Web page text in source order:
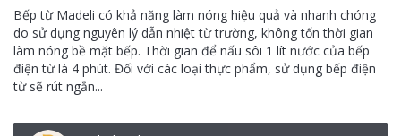
Bếp từ Madeli có khả năng làm nóng hiệu quả và nhanh chóng
do sử dụng nguyên lý dẫn nhiệt từ trường, không tốn thời gian
làm nóng bề mặt bếp. Thời gian để nấu sôi 1 lít nước của bếp
điện từ là 4 phút. Đối với các loại thực phẩm, sử dụng bếp điện
từ sẽ rút ngắn...